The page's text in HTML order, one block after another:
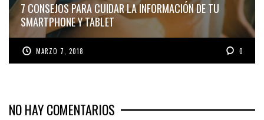
7 CONSEJOS PARA CUIDAR LA INFORMACIÓN DE TU
SMARTPHONE Y TABLET
MARZO 7, 2018 0
NO HAY COMENTARIOS